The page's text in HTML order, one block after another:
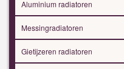
Aluminium radiatoren
Messingradiatoren
Gietijzeren radiatoren